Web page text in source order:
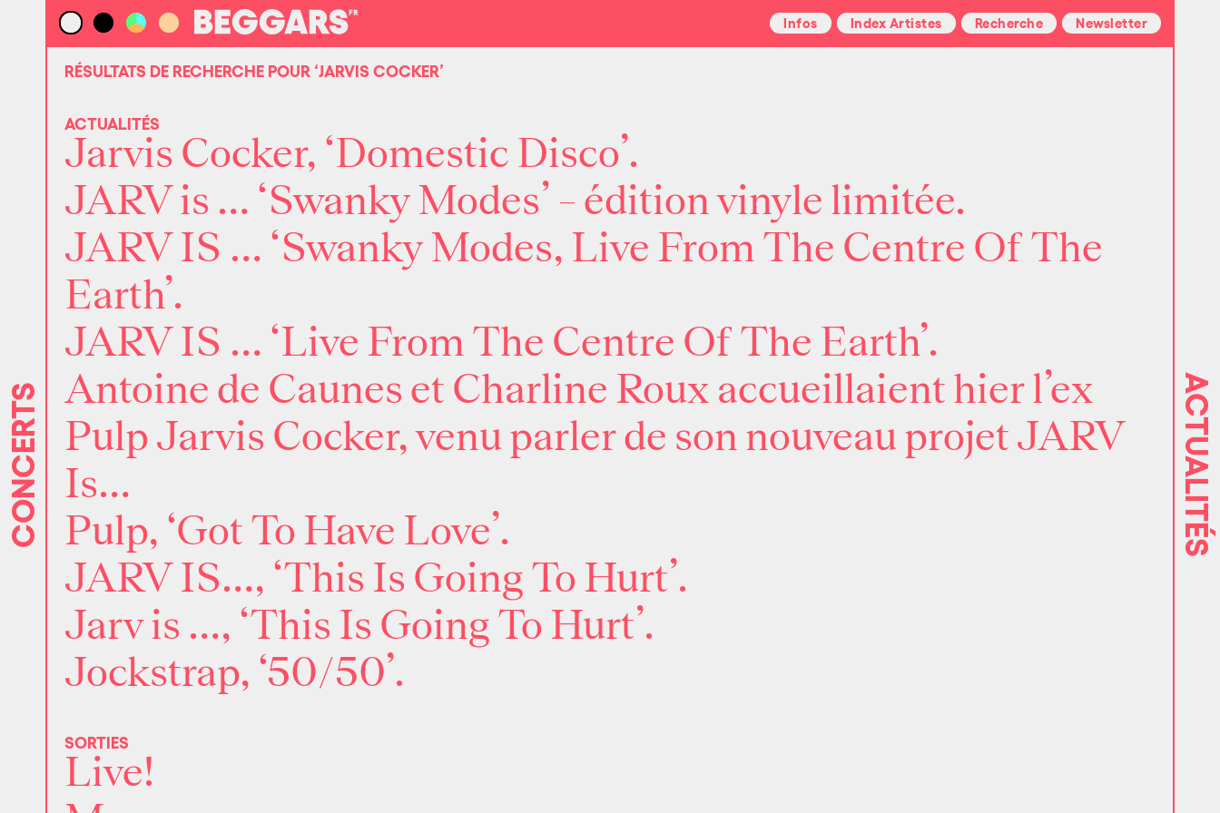
Infos Index Artistes Recherche Newsletter
RÉSULTATS DE RECHERCHE POUR ‘JARVIS COCKER’
ACTUALITÉS
Jarvis Cocker, ‘Domestic Disco’.
JARV is … ‘Swanky Modes’ – édition vinyle limitée.
JARV IS … ‘Swanky Modes, Live From The Centre Of The
Earth’.
JARV IS … ‘Live From The Centre Of The Earth’.
Antoine de Caunes et Charline Roux accueillaient hier l’ex
Pulp Jarvis Cocker, venu parler de son nouveau projet JARV
Is…
Pulp, ‘Got To Have Love’.
JARV IS…, ‘This Is Going To Hurt’.
Jarv is …, ‘This Is Going To Hurt’.
Jockstrap, ‘50/50’.
SORTIES
Live!
CONCERTS ACTUALITÉS